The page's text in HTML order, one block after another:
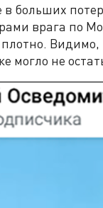
больших
врага по
Видимо,
могло не